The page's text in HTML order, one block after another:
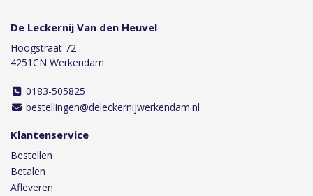
De Leckernij Van den Heuvel
Hoogstraat 72
4251CN Werkendam
0183-505825
bestellingen@deleckernijwerkendam.nl
Klantenservice
Bestellen
Betalen
Afleveren